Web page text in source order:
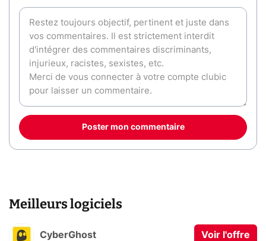
Poster mon commentaire
Meilleurs logiciels
CyberGhost Voir l'offre